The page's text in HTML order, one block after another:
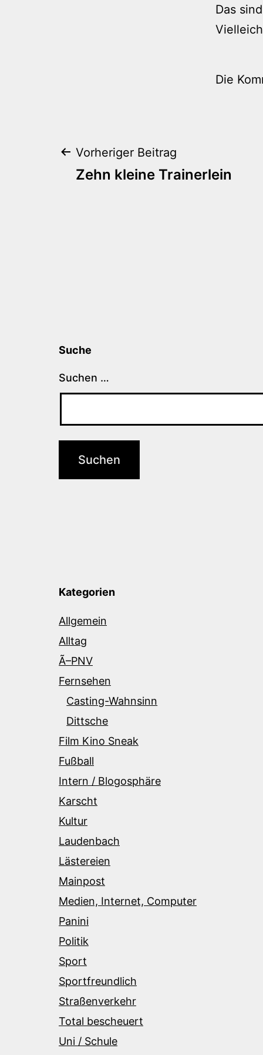
Das
Die
Vorheriger Beitrag
Zehn kleine Trainerlein
Suche
Suchen …
Kategorien
Allgemein
Alltag
Ã–PNV
Fernsehen
Casting-Wahnsinn
Dittsche
Film Kino Sneak
Fußball
Intern / Blogosphäre
Karscht
Kultur
Laudenbach
Lästereien
Mainpost
Medien, Internet, Computer
Panini
Politik
Sport
Sportfreundlich
Straßenverkehr
Total bescheuert
Uni / Schule